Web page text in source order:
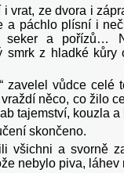
vrat, ze dvora i
páchlo plísní i
seker a pořízů…
smrk z hladké
zavelel vůdce celé
něco, co žilo
tajemství, kouzla
skončeno.
všichni a svorně
nebylo piva,